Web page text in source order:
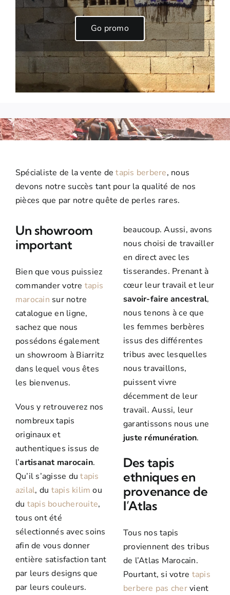
Go promo
Spécialiste de la vente de tapis berbere, nous
devons notre succès tant pour la qualité de nos
pièces que par notre quête de perles rares.
Un showroom
important
Bien que vous puissiez
commander votre tapis
marocain sur notre
catalogue en ligne,
sachez que nous
possédons également
un showroom à Biarritz
dans lequel vous êtes
les bienvenus.
Vous y retrouverez nos
nombreux tapis
originaux et
authentiques issus de
l’artisanat marocain.
Qu’il s’agisse du tapis
azilal, du tapis kilim ou
du tapis boucherouite,
tous ont été
sélectionnés avec soins
afin de vous donner
entière satisfaction tant
par leurs designs que
par leurs couleurs.
beaucoup. Aussi, avons
nous choisi de travailler
en direct avec les
tisserandes. Prenant à
cœur leur travail et leur
savoir-faire ancestral,
nous tenons à ce que
les femmes berbères
issus des différentes
tribus avec lesquelles
nous travaillons,
puissent vivre
décemment de leur
travail. Aussi, leur
garantissons nous une
juste rémunération.
Des tapis
ethniques en
provenance de
l’Atlas
Tous nos tapis
proviennent des tribus
de l’Atlas Marocain.
Pourtant, si votre tapis
berbere pas chervient